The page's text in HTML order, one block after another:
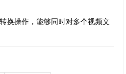
换操作，能够同时对多个视频文